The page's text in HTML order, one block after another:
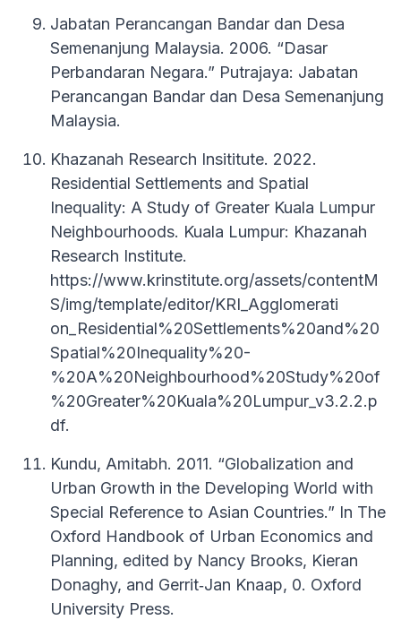
Jabatan Perancangan Bandar dan Desa
Semenanjung Malaysia. 2006. “Dasar
Perbandaran Negara.” Putrajaya: Jabatan
Perancangan Bandar dan Desa Semenanjung
Malaysia.
Khazanah Research Insititute. 2022.
Residential Settlements and Spatial
Inequality: A Study of Greater Kuala Lumpur
Neighbourhoods. Kuala Lumpur: Khazanah
Research Institute.
https://www.krinstitute.org/assets/contentM
S/img/template/editor/KRI_Agglomerati
on_Residential%20Settlements%20and%20
Spatial%20Inequality%20-
%20A%20Neighbourhood%20Study%20of
%20Greater%20Kuala%20Lumpur_v3.2.2.p
df.
Kundu, Amitabh. 2011. “Globalization and
Urban Growth in the Developing World with
Special Reference to Asian Countries.” In The
Oxford Handbook of Urban Economics and
Planning, edited by Nancy Brooks, Kieran
Donaghy, and Gerrit‐Jan Knaap, 0. Oxford
University Press.